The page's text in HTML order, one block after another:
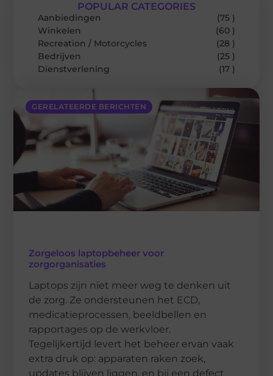
GERELATEERDE BERICHTEN
Zorgeloos laptopbeheer voor
zorgorganisaties
Laptops zijn niet meer weg te denken uit
de zorg. Ze ondersteunen het ECD,
medicatieprocessen, beeldbellen en
rapportages op de werkvloer.
Tegelijkertijd levert het beheer ervan vaak
extra druk op: apparaten raken zoek,
updates blijven liggen, en bij een defect
POPULAR CATEGORIES
Aanbiedingen
(75 )
Winkelen
(60 )
Recreation / Motorcycles
(28 )
Bedrijven
(25 )
Dienstverlening
(17 )